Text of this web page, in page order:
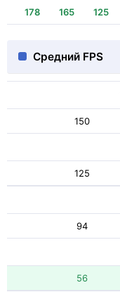
178 165 125
Средний FPS
150
125
94
56